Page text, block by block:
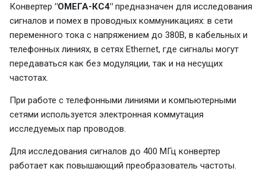
Конвертер "ОМЕГА-КС4" предназначен для исследования
сигналов и помех в проводных коммуникациях: в сети
переменного тока с напряжением до 380В, в кабельных и
телефонных линиях, в сетях Ethernet, где сигналы могут
передаваться как без модуляции, так и на несущих
частотах.
При работе с телефонными линиями и компьютерными
сетями используется электронная коммутация
исследуемых пар проводов.
Для исследования сигналов до 400 МГц конвертер
работает как повышающий преобразователь частоты.